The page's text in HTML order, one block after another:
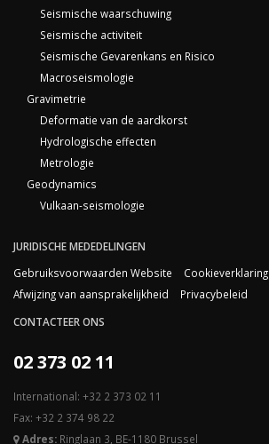
Seismische waarschuwing
Seismische activiteit
Seismische Gevarenkans en Risico
Macroseismologie
Gravimetrie
Deformatie van de aardkorst
Hydrologische effecten
Metrologie
Geodynamics
Vulkaan-seismologie
JURIDISCHE MEDEDELINGEN
Gebruiksvoorwaarden Website
Cookieverklaring
Afwijzing van aansprakelijkheid
Privacybeleid
CONTACTEER ONS
02 373 02 11
International: +32 2 373 02 11
Fax: +32 2 374 98 22
Adres: Ringlaan 3, BE-1180 Brussel